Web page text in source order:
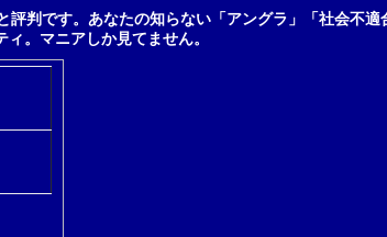
判です。あなたの知らない「アングラ」「社会不
。マニアしか見てません。